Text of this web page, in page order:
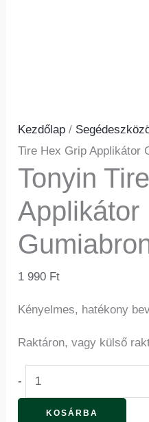
Kezdőlap /
Tire Hex Grip Applikátor
Tonyin
Applikátor
1 990 Ft
Kényelmes, hatékony
Raktáron, vagy külső
-
KOSÁRBA